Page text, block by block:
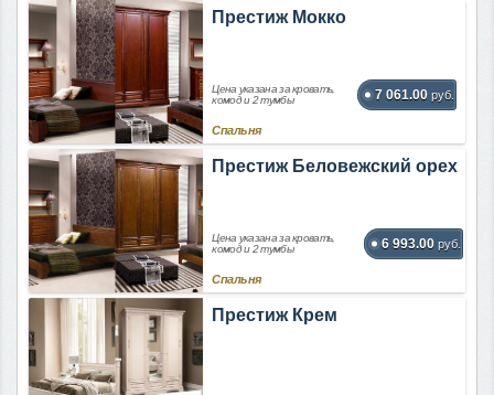
Престиж Мокко
Цена указана за кровать,
комод и 2 тумбы
7 061.00 руб.
Спальня
Престиж Беловежский орех
Цена указана за кровать,
комод и 2 тумбы
6 993.00 руб.
Спальня
Престиж Крем